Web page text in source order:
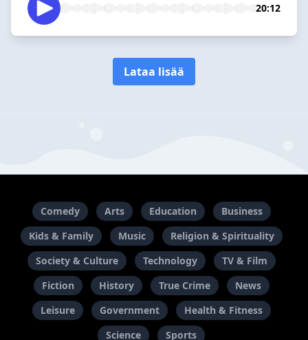
20:12
Lataa lisää
Comedy Arts Education
Business
Kids & Family
Music
Religion & Spirituality
Society & Culture
Technology
TV & Film
Fiction
History True Crime
News
Leisure
Government
Health & Fitness
Science
Sports